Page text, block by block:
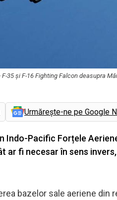
35 și F-16 Fighting Falcon deasupra
Urmărește-ne pe Google
Indo-Pacific Forțele
ar fi necesar în sens
bazelor sale aeriene din